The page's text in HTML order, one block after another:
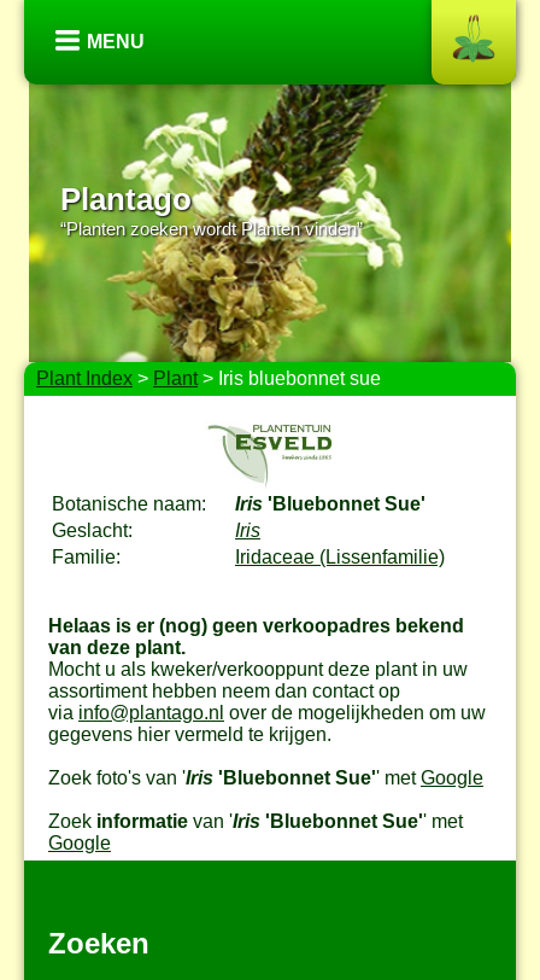
MENU
Plantago
“Planten zoeken wordt Planten vinden”
Plant Index > Plant> Iris bluebonnet sue
Botanische naam: Iris 'Bluebonnet Sue'
Geslacht:
Iris
Familie:
Iridaceae (Lissenfamilie)
Helaas is er (nog) geen verkoopadres bekend
van deze plant.
Mocht u als kweker/verkooppunt deze plant in uw
assortiment hebben neem dan contact op
via info@plantago.nl over de mogelijkheden om uw
gegevens hier vermeld te krijgen.
Zoek foto's van 'Iris 'Bluebonnet Sue'' metGoogle
Zoek informatie van 'Iris 'Bluebonnet Sue'' met
Google
Zoeken